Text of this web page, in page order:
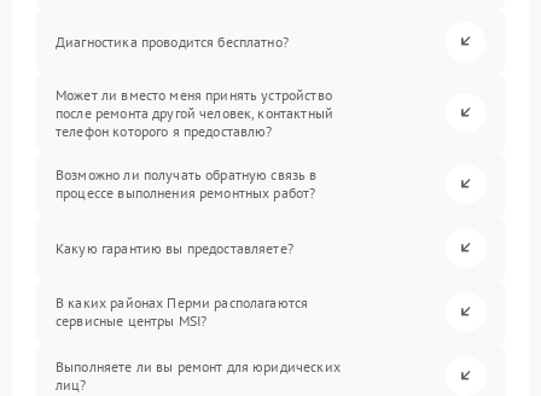
Диагностика проводится бесплатно?
Может ли вместо меня принять устройство
после ремонта другой человек, контактный
телефон которого я предоставлю?
Возможно ли получать обратную связь в
процессе выполнения ремонтных работ?
Какую гарантию вы предоставляете?
В каких районах Перми располагаются
сервисные центры MSI?
Выполняете ли вы ремонт для юридических
лиц?